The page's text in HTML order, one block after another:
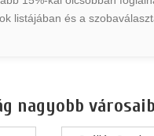
listájában és a
nagyobb